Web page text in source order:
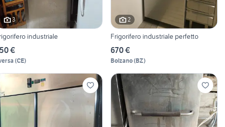
3
industriale
€
(CE)
2
Frigorifero industriale perfetto
670 €
Bolzano(BZ)